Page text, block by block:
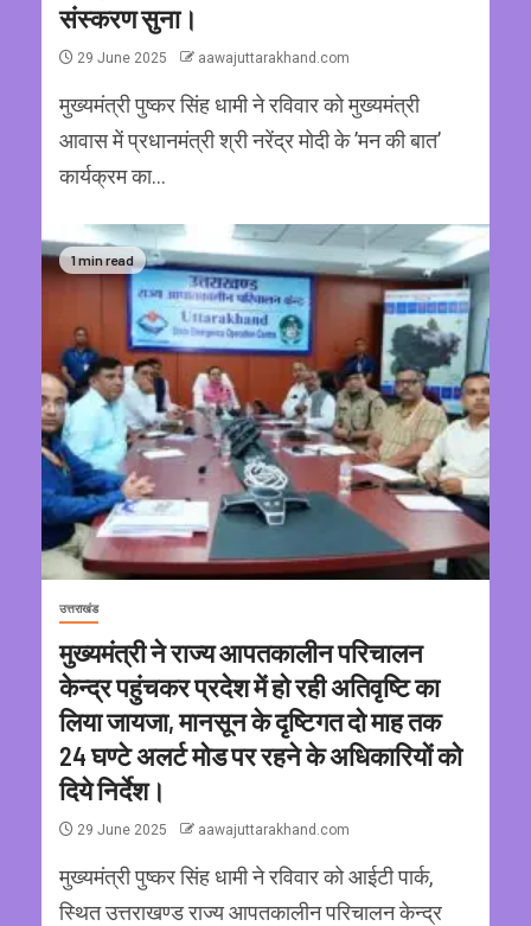
संस्करण सुना।
29 June 2025 aawajuttarakhand.com
मुख्यमंत्री पुष्कर सिंह धामी ने रविवार को मुख्यमंत्री
आवास में प्रधानमंत्री श्री नरेंद्र मोदी के ’मन की बात’
कार्यक्रम का...
1 min read
उत्तराखंड
मुख्यमंत्री ने राज्य आपतकालीन परिचालन
केन्द्र पहुंचकर प्रदेश में हो रही अतिवृष्टि का
लिया जायजा, मानसून के दृष्टिगत दो माह तक
24 घण्टे अलर्ट मोड पर रहने के अधिकारियों को
दिये निर्देश।
29 June 2025 aawajuttarakhand.com
मुख्यमंत्री पुष्कर सिंह धामी ने रविवार को आईटी पार्क,
स्थित उत्तराखण्ड राज्य आपतकालीन परिचालन केन्द्र